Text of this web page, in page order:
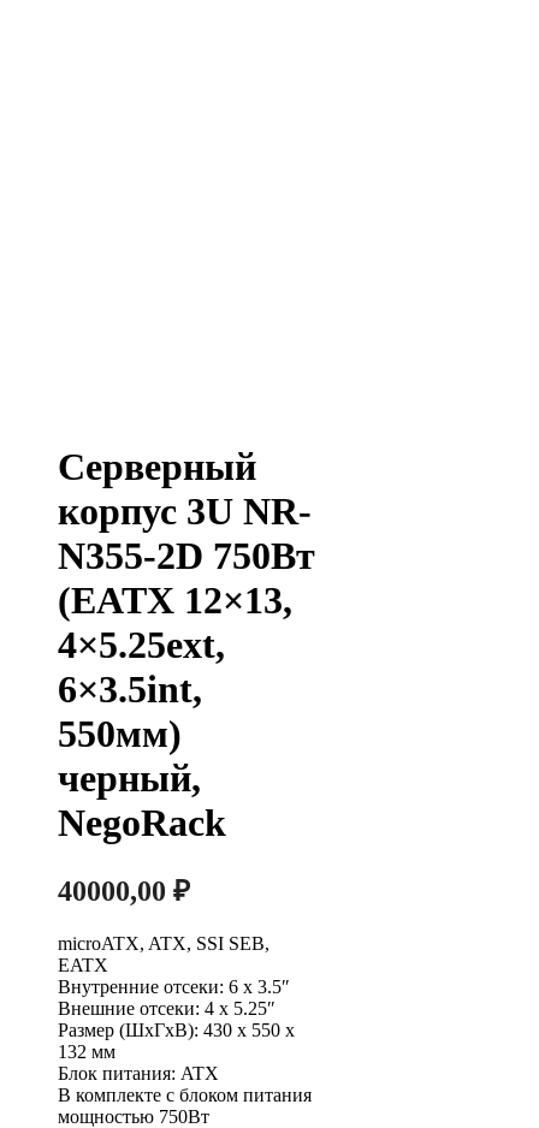
Серверный
корпус 3U NR-
N355-2D 750Вт
(EATX 12×13,
4×5.25ext,
6×3.5int,
550мм)
черный,
NegoRack
40000,00 ₽
microATX, ATX, SSI SEB,
EATX
Внутренние отсеки: 6 x 3.5″
Внешние отсеки: 4 x 5.25″
Размер (ШхГхВ): 430 x 550 x
132 мм
Блок питания: ATX
В комплекте с блоком питания
мощностью 750Вт